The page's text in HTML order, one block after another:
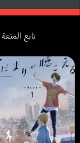
تابع